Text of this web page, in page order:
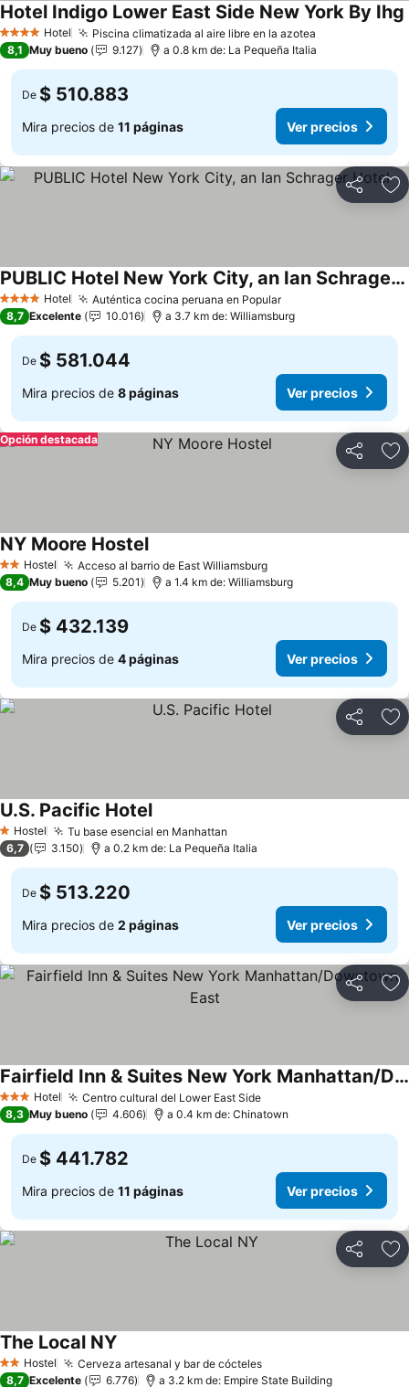
4 EstrellasHotel Piscina climatizada al aire libre en la azotea
Hotel Indigo Lower East Side New York By Ihg
8,1 Muy bueno 9.127 a 0.8 km de: La Pequeña Italia
De $ 510.883
Mira precios de 11 páginas Ver precios
Compartir
4 EstrellasHotel Auténtica cocina peruana en Popular
PUBLIC Hotel New York City, an Ian Schrager Hotel
8,7 Excelente 10.016 a 3.7 km de: Williamsburg
De $ 581.044
Mira precios de 8 páginas Ver precios
Compartir
Opción destacada
2 Estrellas
Hostel Acceso al barrio de East Williamsburg
NY Moore Hostel
8,4 Muy bueno 5.201 a 1.4 km de: Williamsburg
De $ 432.139
Mira precios de 4 páginas Ver precios
Compartir
1 Estrellas
Hostel Tu base esencial en Manhattan
U.S. Pacific Hotel
6,7 3.150 a 0.2 km de: La Pequeña Italia
De $ 513.220
Mira precios de 2 páginas Ver precios
Compartir
3 Estrellas
Hotel Centro cultural del Lower East Side
Fairfield Inn & Suites New York Manhattan/Downtown East
8,3 Muy bueno 4.606 a 0.4 km de: Chinatown
De $ 441.782
Mira precios de 11 páginas Ver precios
Compartir
2 Estrellas
Hostel Cerveza artesanal y bar de cócteles
The Local NY
8,7 Excelente 6.776 a 3.2 km de: Empire State Building